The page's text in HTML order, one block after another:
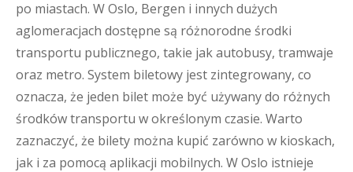
po miastach. W Oslo, Bergen i innych dużych
aglomeracjach dostępne są różnorodne środki
transportu publicznego, takie jak autobusy, tramwaje
oraz metro. System biletowy jest zintegrowany, co
oznacza, że jeden bilet może być używany do różnych
środków transportu w określonym czasie. Warto
zaznaczyć, że bilety można kupić zarówno w kioskach,
jak i za pomocą aplikacji mobilnych. W Oslo istnieje